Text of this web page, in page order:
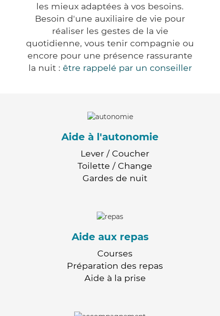
les mieux adaptées à vos besoins.
Besoin d'une auxiliaire de vie pour
réaliser les gestes de la vie
quotidienne, vous tenir compagnie ou
encore pour une présence rassurante
la nuit : être rappelé par un conseiller
Aide à l'autonomie
Lever / Coucher
Toilette / Change
Gardes de nuit
Aide aux repas
Courses
Préparation des repas
Aide à la prise